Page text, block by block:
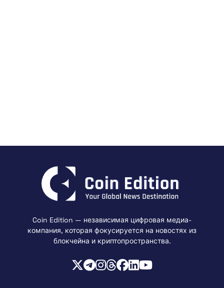
Coin Edition — независимая цифровая медиа-
компания, которая фокусируется на новостях из
блокчейна и криптопространства.